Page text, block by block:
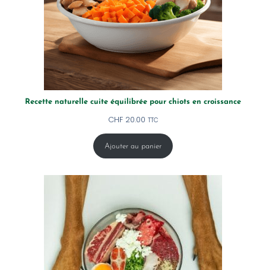
Recette naturelle cuite équilibrée pour chiots en croissance
CHF20.00 TTC
Ajouter au panier